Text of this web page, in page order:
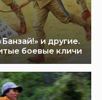
и другие.
боевые кличи